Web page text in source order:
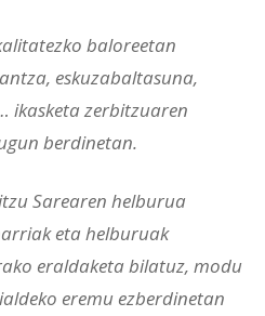
baloreetan
eskuzabaltasuna,
ikasketa zerbitzuaren
berdinetan.
Sarearen helburua
eta helburuak
eraldaketa bilatuz, modu
eremu ezberdinetan